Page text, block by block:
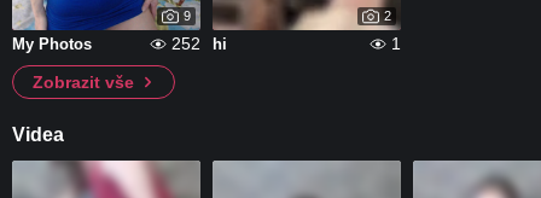
9
My Photos 252
2
hi
1
Zobrazit vše
Videa